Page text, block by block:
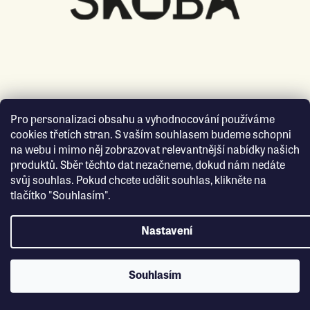
Pro personalizaci obsahu a vyhodnocování používáme
cookies třetích stran. S vaším souhlasem budeme schopni
na webu i mimo něj zobrazovat relevantnější nabídky našich
produktů. Sběr těchto dat nezačneme, dokud nám nedáte
svůj souhlas. Pokud chcete udělit souhlas, klikněte na
tlačítko "Souhlasím".
Nastavení
Souhlasím